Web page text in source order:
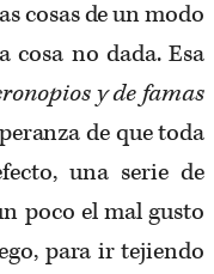
cosas de un modo
no dada. Esa
y de famas
de que toda
una serie de
poco el mal gusto
para ir tejiendo